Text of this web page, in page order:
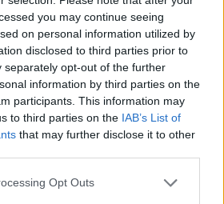
you may continue seeing
on personal information utilized by
disclosed to third parties prior to
separately opt-out of the further
information by third parties on the
participants. This information may
to third parties on the IAB’s List of
that may further disclose it to other
Opt Outs